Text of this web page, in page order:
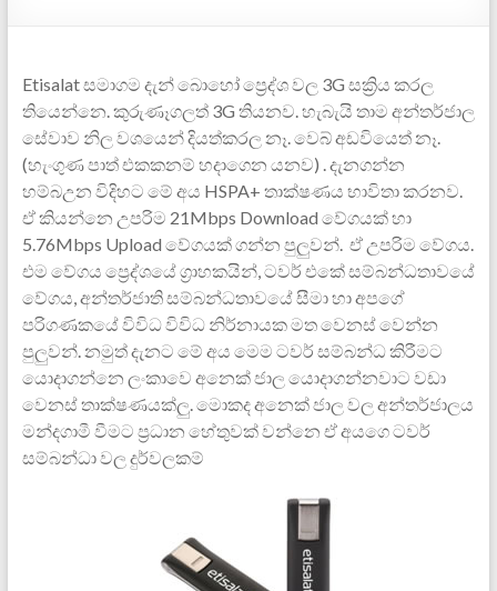
Etisalat සමාගම දැන් බොහෝ ප්‍රෙද්ශ වල 3G සක්‍රිය කරල
තියෙන්නෙ. කුරුණෑගලත් 3G තියනව. හැබැයි තාම අන්තර්ජාල
සේවාව නිල වශයෙන් දියත්කරල නෑ. වෙබ් අඩවියෙත් නෑ.
(හැංගුණ පාත් එකකනම් හදාගෙන යනව) . දැනගන්න
හම්බඋන විදිහට මේ අය HSPA+ තාක්ෂණය භාවිතා කරනව.
ඒ කියන්නෙ උපරිම 21Mbps Download වේගයක් හා
5.76Mbps Upload වේගයක් ගන්න පුලුවන්. ඒ උපරිම වේගය.
එම වේගය ප්‍රෙද්ශයේ ග්‍රාහකයින්, ටවර් එකේ සම්බන්ධතාවයේ
වේගය, අන්තර්ජාති සම්බන්ධතාවයේ සීමා හා අපගේ
පරිගණකයේ විවිධ විවිධ නිර්නායක මත වෙනස් වෙන්න
පුලුවන්. නමුත් දැනට මේ අය මෙම ටවර් සම්බන්ධ කිරීමට
යොදාගන්නෙ ලංකාවෙ අනෙක් ජාල යොදාගන්නවාට වඩා
වෙනස් තාක්ෂණයක්ලු. මොකද අනෙක් ජාල වල අන්තර්ජාලය
මන්දගාමී වීමට ප්‍රධාන හේතුවක් වන්නෙ ඒ අයගෙ ටවර්
සම්බන්ධා වල දුර්වලකම්